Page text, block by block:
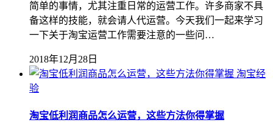
简单的事情，尤其注重日常的运营工作。许多商家不具
备这样的技能，就会请人代运营。今天我们一起来学习
一下关于淘宝运营工作需要注意的一些问…
2018年12月28日
淘宝经
验
淘宝低利润商品怎么运营，这些方法你得掌握